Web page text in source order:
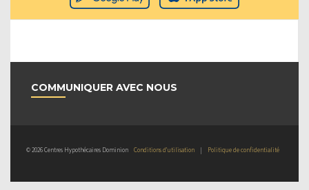
COMMUNIQUER AVEC NOUS
© 2026 Centres Hypothécaires Dominion Conditions d’utilisation | Politique de confidentialité